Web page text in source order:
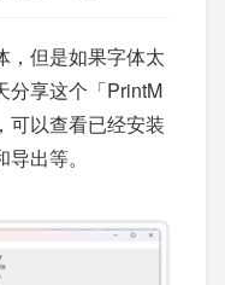
，但是如果字体太
分享这个「PrintM
可以查看已经安装
出等。